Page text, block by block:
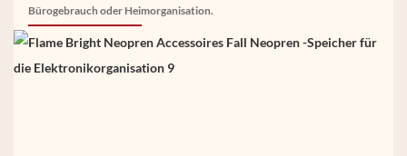
Bürogebrauch oder Heimorganisation.